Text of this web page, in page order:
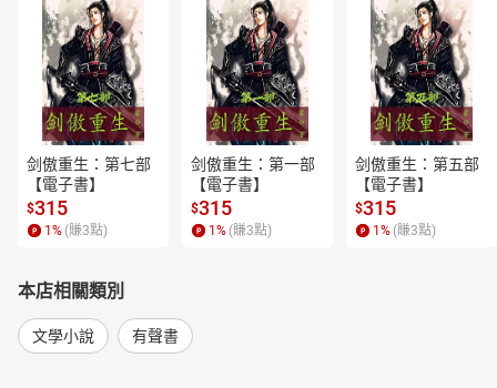
剑傲重生：第七部
【電子書】
$315
1 % (賺3點)
剑傲重生：第一部
【電子書】
$315
1 % (賺3點)
剑傲重生：第五部
【電子書】
$315
1 % (賺3點)
本店相關類別
文學小說 有聲書